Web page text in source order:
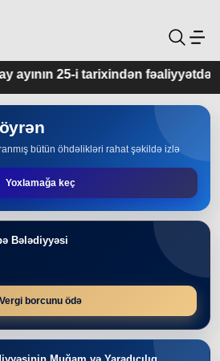
fəaliyyətdədir.
bütün öhdəlikləri rahat şəkildə izlə
Yoxlamağa keç
Bələdiyyəsi
Vergi borcunu ödə